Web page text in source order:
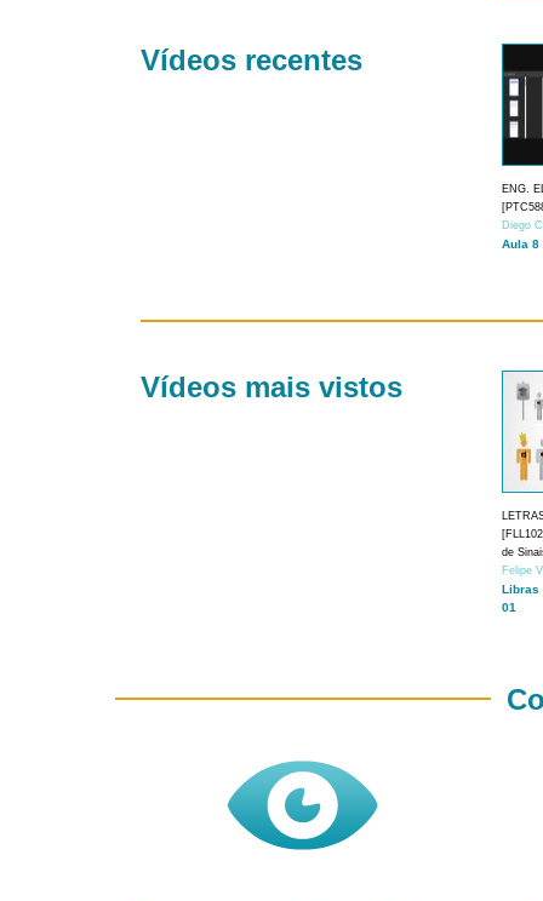
Vídeos recentes
ENG.
Diego
Aula 8
Vídeos mais vistos
de
Felipe
Libras
01